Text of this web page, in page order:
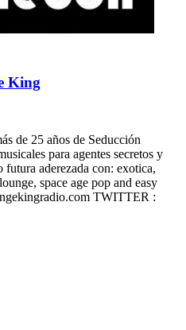
King
de 25 años de Seducción
para agentes secretos y
futura aderezada con: exotica,
space age pop and easy
TWITTER :